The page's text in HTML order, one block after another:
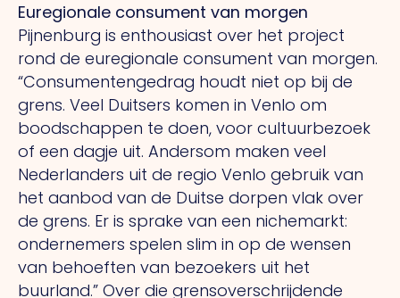
Euregionale consument van morgen
Pijnenburg is enthousiast over het project
rond de euregionale consument van morgen.
“Consumentengedrag houdt niet op bij de
grens. Veel Duitsers komen in Venlo om
boodschappen te doen, voor cultuurbezoek
of een dagje uit. Andersom maken veel
Nederlanders uit de regio Venlo gebruik van
het aanbod van de Duitse dorpen vlak over
de grens. Er is sprake van een nichemarkt:
ondernemers spelen slim in op de wensen
van behoeften van bezoekers uit het
buurland.” Over die grensoverschrijdende